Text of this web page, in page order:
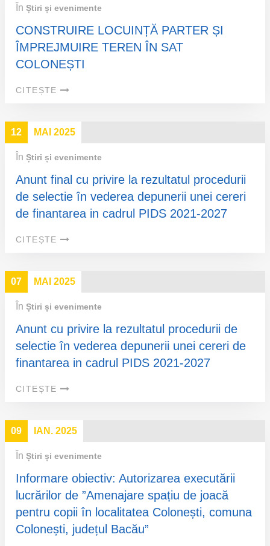
În Știri și evenimente
CONSTRUIRE LOCUINȚĂ PARTER ȘI
ÎMPREJMUIRE TEREN ÎN SAT
COLONEȘTI
CITEȘTE
12 MAI 2025
În Știri și evenimente
Anunt final cu privire la rezultatul procedurii
de selectie în vederea depunerii unei cereri
de finantarea in cadrul PIDS 2021-2027
CITEȘTE
07 MAI 2025
În Știri și evenimente
Anunt cu privire la rezultatul procedurii de
selectie în vederea depunerii unei cereri de
finantarea in cadrul PIDS 2021-2027
CITEȘTE
09 IAN. 2025
În Știri și evenimente
Informare obiectiv: Autorizarea executării
lucrărilor de ”Amenajare spațiu de joacă
pentru copii în localitatea Colonești, comuna
Colonești, județul Bacău”